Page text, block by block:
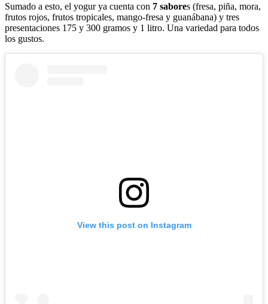
Sumado a esto, el yogur ya cuenta con 7 sabores (fresa, piña, mora,
frutos rojos, frutos tropicales, mango-fresa y guanábana) y tres
presentaciones 175 y 300 gramos y 1 litro. Una variedad para todos
los gustos.
View this post on Instagram